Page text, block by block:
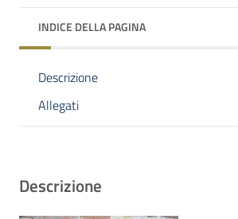
INDICE DELLA PAGINA
Descrizione
Allegati
Descrizione